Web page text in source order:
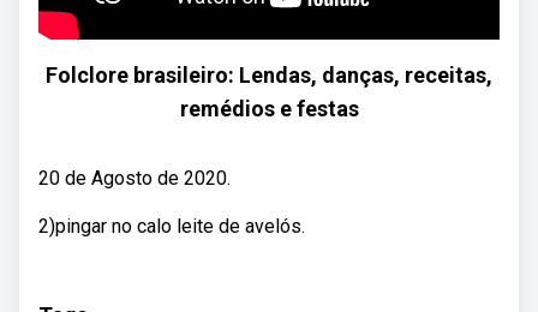
Folclore brasileiro: Lendas, danças, receitas,
remédios e festas
20 de Agosto de 2020.
2)pingar no calo leite de avelós.